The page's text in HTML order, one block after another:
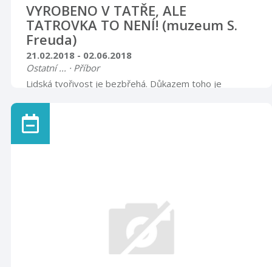
VYROBENO V TATŘE, ALE
TATROVKA TO NENÍ! (muzeum S.
Freuda)
21.02.2018 - 02.06.2018
Ostatní ... · Příbor
Lidská tvořivost je bezbřehá. Důkazem toho je
legendární továrny.